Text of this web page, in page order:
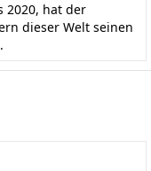
2020, hat der
dieser Welt seinen